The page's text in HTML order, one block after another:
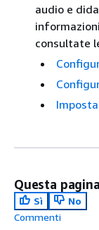
audio e
consultate
Questa
Sì
No
Commenti